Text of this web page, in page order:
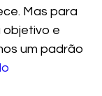
Mas para
objetivo e
um padrão